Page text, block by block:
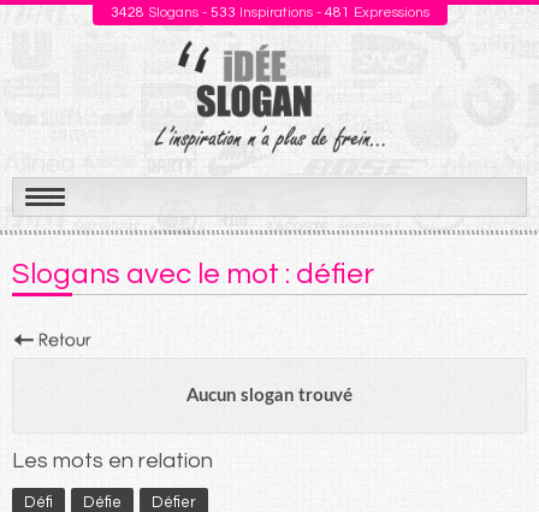
3428 Slogans - 533 Inspirations - 481 Expressions
Aller
au
contenu
Slogans avec le mot : défier
Aucun slogan trouvé
Les mots en relation
Défi Défie Défier